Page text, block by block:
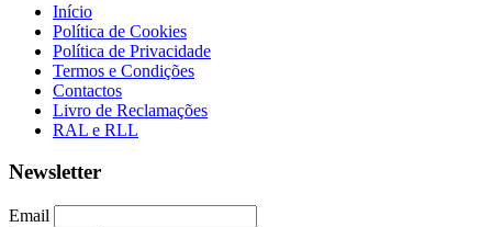
Início
Política de Cookies
Política de Privacidade
Termos e Condições
Contactos
Livro de Reclamações
RAL e RLL
Newsletter
Email